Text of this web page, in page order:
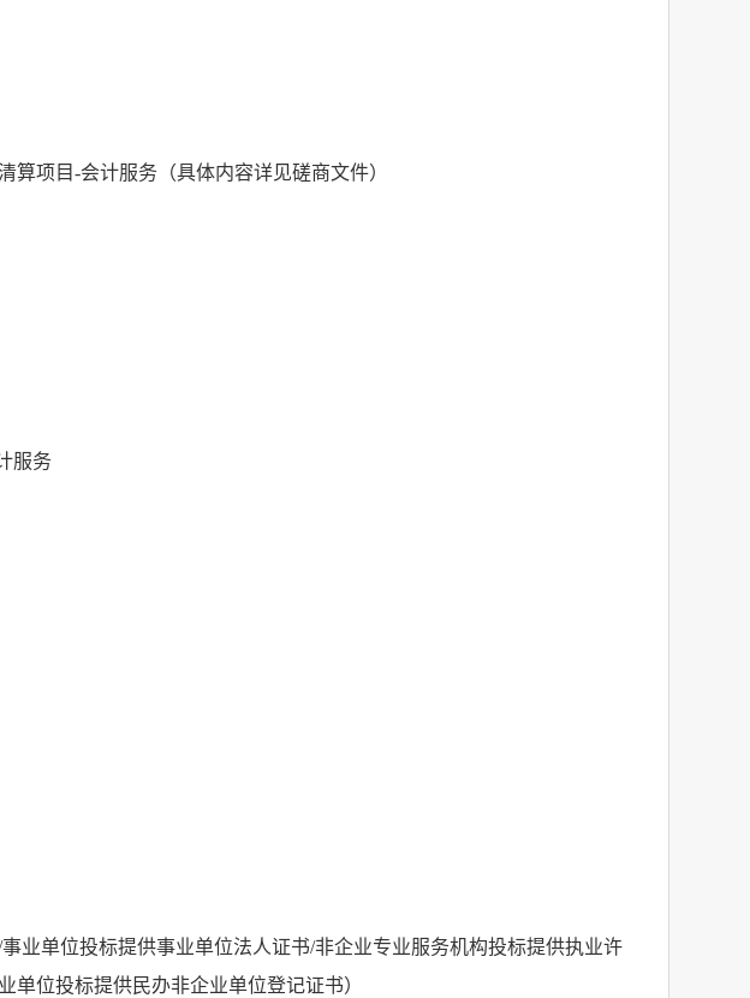
算项目-会计服务（具体内容详见磋商文件）
服务
事业单位投标提供事业单位法人证书/非企业专业服务机构投标提供执业许
单位投标提供民办非企业单位登记证书）